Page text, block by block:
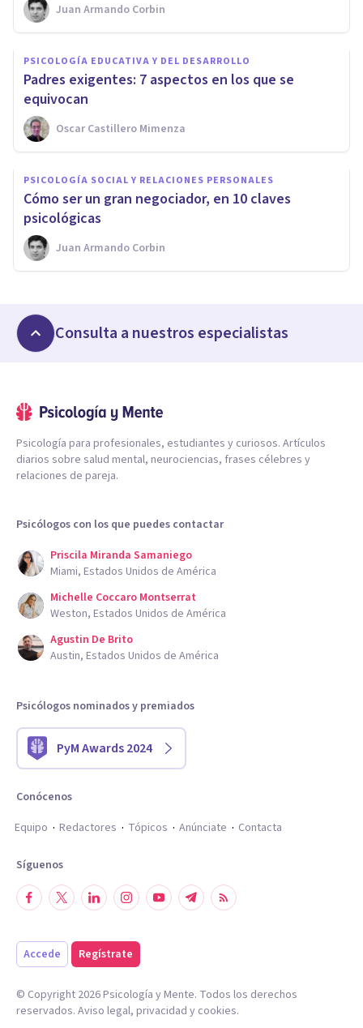
Juan Armando Corbin
PSICOLOGÍA EDUCATIVA Y DEL DESARROLLO
​Padres exigentes: 7 aspectos en los que se
equivocan
Oscar Castillero Mimenza
PSICOLOGÍA SOCIAL Y RELACIONES PERSONALES
​Cómo ser un gran negociador, en 10 claves
psicológicas
Juan Armando Corbin
Consulta a nuestros especialistas
Psicología para profesionales, estudiantes y curiosos. Artículos
diarios sobre salud mental, neurociencias, frases célebres y
relaciones de pareja.
Psicólogos con los que puedes contactar
Priscila Miranda Samaniego
Miami, Estados Unidos de América
Michelle Coccaro Montserrat
Weston, Estados Unidos de América
Agustin De Brito
Austin, Estados Unidos de América
Psicólogos nominados y premiados
PyM Awards 2024
Conócenos
Equipo
Redactores Tópicos Anúnciate Contacta
Síguenos
Accede Regístrate
© Copyright 2026Psicología y Mente. Todos los derechos
reservados. Aviso legal, privacidad y cookies.